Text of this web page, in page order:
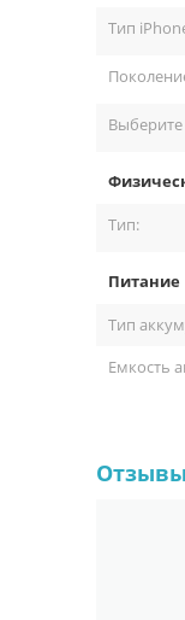
Тип
Тип:
Питание
Тип
Емкость
Отзывы